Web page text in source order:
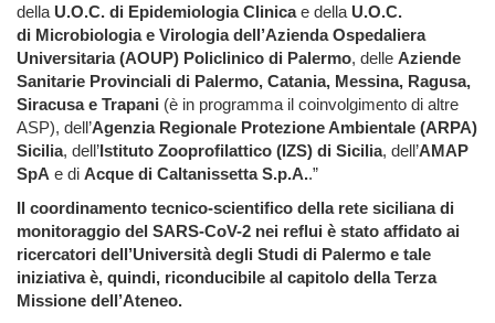
della U.O.C. di Epidemiologia Clinicae della U.O.C.
di Microbiologia e Virologia dell’Azienda Ospedaliera
Universitaria (AOUP) Policlinico di Palermo, delle Aziende
Sanitarie Provinciali di Palermo, Catania, Messina, Ragusa,
Siracusa e Trapani (è in programma il coinvolgimento di altre
ASP), dell’Agenzia Regionale Protezione Ambientale (ARPA)
Sicilia, dell’Istituto Zooprofilattico (IZS) di Sicilia, dell’AMAP
SpA e di Acque di Caltanissetta S.p.A..”
Il coordinamento tecnico-scientifico della rete siciliana di
monitoraggio del SARS-CoV-2 nei reflui è stato affidato ai
ricercatori dell’Università degli Studi di Palermo e tale
iniziativa è, quindi, riconducibile al capitolo della Terza
Missione dell’Ateneo.